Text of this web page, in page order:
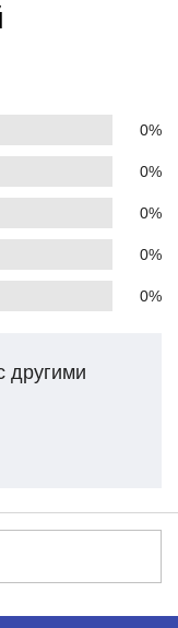
0%
0%
0%
0%
0%
другими